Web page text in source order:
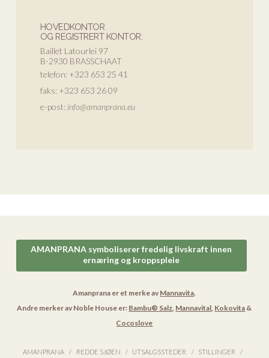
HOVEDKONTOR
OG REGISTRERT KONTOR:
Baillet Latourlei 97
B-2930 BRASSCHAAT
telefon: +323 653 25 41
faks: +323 653 26 09
e-post: info@amanprana.eu
AMANPRANA symboliserer fredelig livskraft innen
ernæring og kroppspleie
Amanprana er et merke av Mannavita.
Andre merker av Noble House er: Bambu® Salz, Mannavital, Kokovita &
Cocoslove
AMANPRANA REDDE SJØEN UTSALGSSTEDER STILLINGER